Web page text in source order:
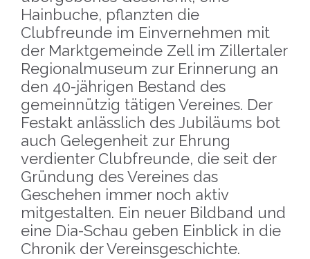
Hainbuche, pflanzten die
Clubfreunde im Einvernehmen mit
der Marktgemeinde Zell im Zillertaler
Regionalmuseum zur Erinnerung an
den 40-jährigen Bestand des
gemeinnützig tätigen Vereines. Der
Festakt anlässlich des Jubiläums bot
auch Gelegenheit zur Ehrung
verdienter Clubfreunde, die seit der
Gründung des Vereines das
Geschehen immer noch aktiv
mitgestalten. Ein neuer Bildband und
eine Dia-Schau geben Einblick in die
Chronik der Vereinsgeschichte.